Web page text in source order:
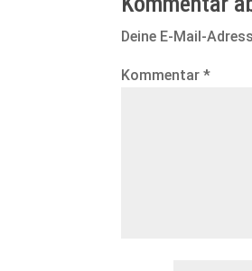
Deine E-Mail-
Kommentar*